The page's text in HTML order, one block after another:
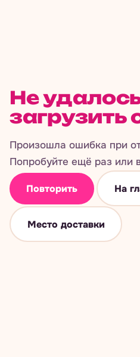
Не
загрузить
Произошла ошибка при
Попробуйте ещё раз или
Повторить На
Место доставки